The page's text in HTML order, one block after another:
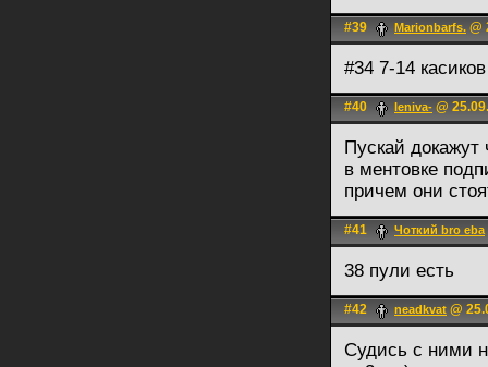
#39 Marionbarfs. @
#34 7-14
#40 leniva- @
Пускай
в ментовке
причем они
#41 Чоткий bro eba
38 пули есть
#42 neadkvat @
Судись с ними